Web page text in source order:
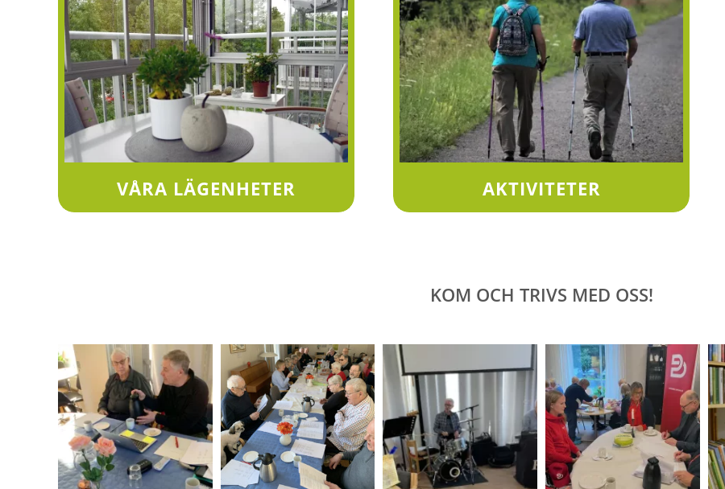
VÅRA LÄGENHETER AKTIVITETER
KOM OCH TRIVS MED OSS!